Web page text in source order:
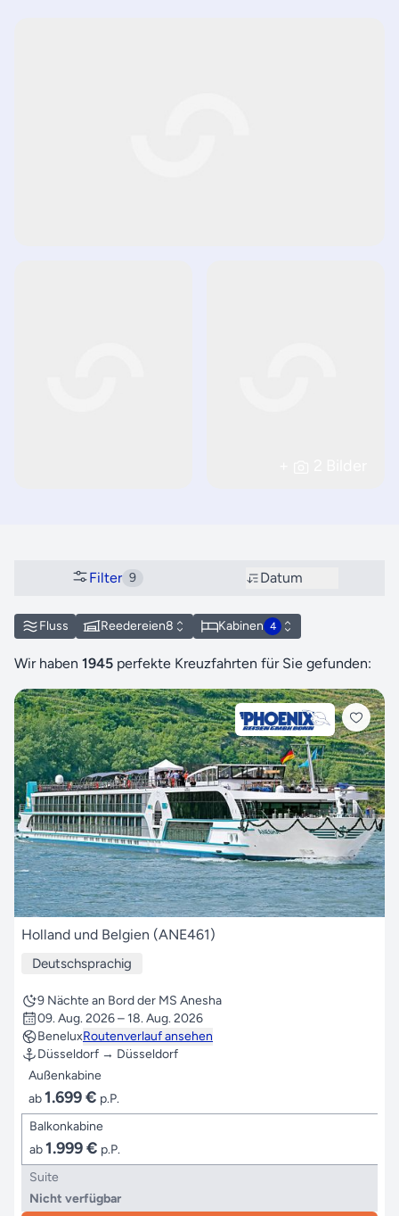
Filter 9 Datum
Fluss Reedereien8 Kabinen 4
Wir haben 1945 perfekte Kreuzfahrten für Sie gefunden:
Holland und Belgien (ANE461)
Deutschsprachig
9 Nächte an Bord der MS Anesha
09. Aug. 2026 – 18. Aug. 2026
BeneluxRoutenverlauf ansehen
Düsseldorf → Düsseldorf
Außenkabine
ab1.699 € p.P.
Balkonkabine
ab1.999 € p.P.
Suite
Nicht verfügbar